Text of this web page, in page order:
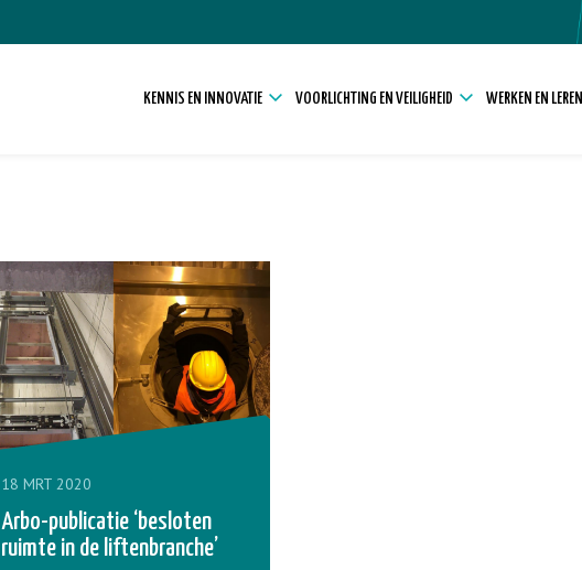
KENNIS EN INNOVATIE VOORLICHTING EN VEILIGHEID WERKEN EN LEREN
18 MRT 2020
Arbo-publicatie ‘besloten
ruimte in de liftenbranche’